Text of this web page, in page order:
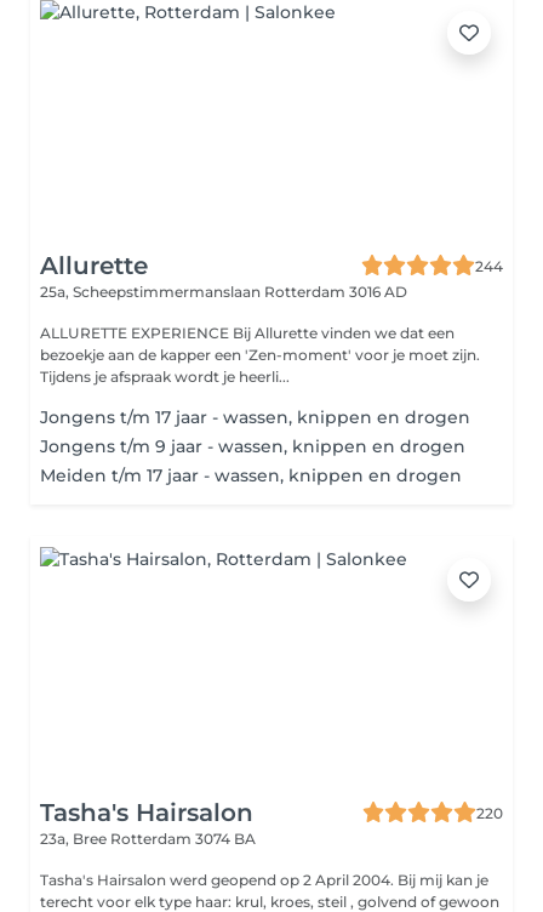
Allurette
244
25a, Scheepstimmermanslaan Rotterdam 3016 AD
ALLURETTE EXPERIENCE Bij Allurette vinden we dat een
bezoekje aan de kapper een 'Zen-moment' voor je moet zijn.
Tijdens je afspraak wordt je heerli...
Jongens t/m 17 jaar - wassen, knippen en drogen
Jongens t/m 9 jaar - wassen, knippen en drogen
Meiden t/m 17 jaar - wassen, knippen en drogen
Tasha's Hairsalon
220
23a, Bree Rotterdam 3074 BA
Tasha's Hairsalon werd geopend op 2 April 2004. Bij mij kan je
terecht voor elk type haar: krul, kroes, steil , golvend of gewoon